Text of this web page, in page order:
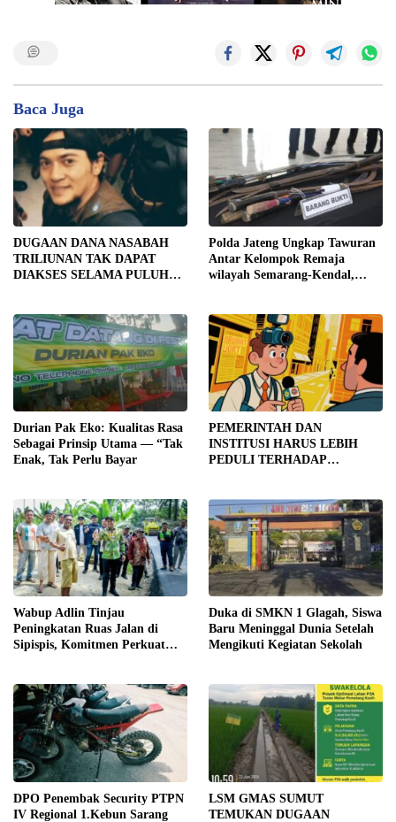
Baca Juga
DUGAAN DANA NASABAH
TRILIUNAN TAK DAPAT
DIAKSES SELAMA PULUHAN
TRANSPARANSI DAN
PEMERIKSAAN
MENYELURUH
Polda Jateng Ungkap Tawuran
Antar Kelompok Remaja
wilayah Semarang-Kendal,
Durian Pak Eko: Kualitas Rasa
Sebagai Prinsip Utama — “Tak
Enak, Tak Perlu Bayar
PEMERINTAH DAN
INSTITUSI HARUS LEBIH
PEDULI TERHADAP
Wabup Adlin Tinjau
Peningkatan Ruas Jalan di
Sipispis, Komitmen Perkuat
Duka di SMKN 1 Glagah, Siswa
Baru Meninggal Dunia Setelah
Mengikuti Kegiatan Sekolah
DPO Penembak Security PTPN
IV Regional 1.Kebun Sarang
LSM GMAS SUMUT
TEMUKAN DUGAAN